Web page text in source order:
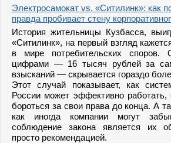
Электросамокат vs. «Ситилинк»: как
правда пробивает стену
История жительницы Кузбасса,
«Ситилинк», на первый взгляд
в мире потребительских споров.
цифрами — 16 тысяч рублей за
взысканий — скрывается гораздо
Этот случай показывает, как
России может эффективно работать,
бороться за свои права до конца. А
как иногда компании могут
соблюдение закона является их
просто рекомендацией.